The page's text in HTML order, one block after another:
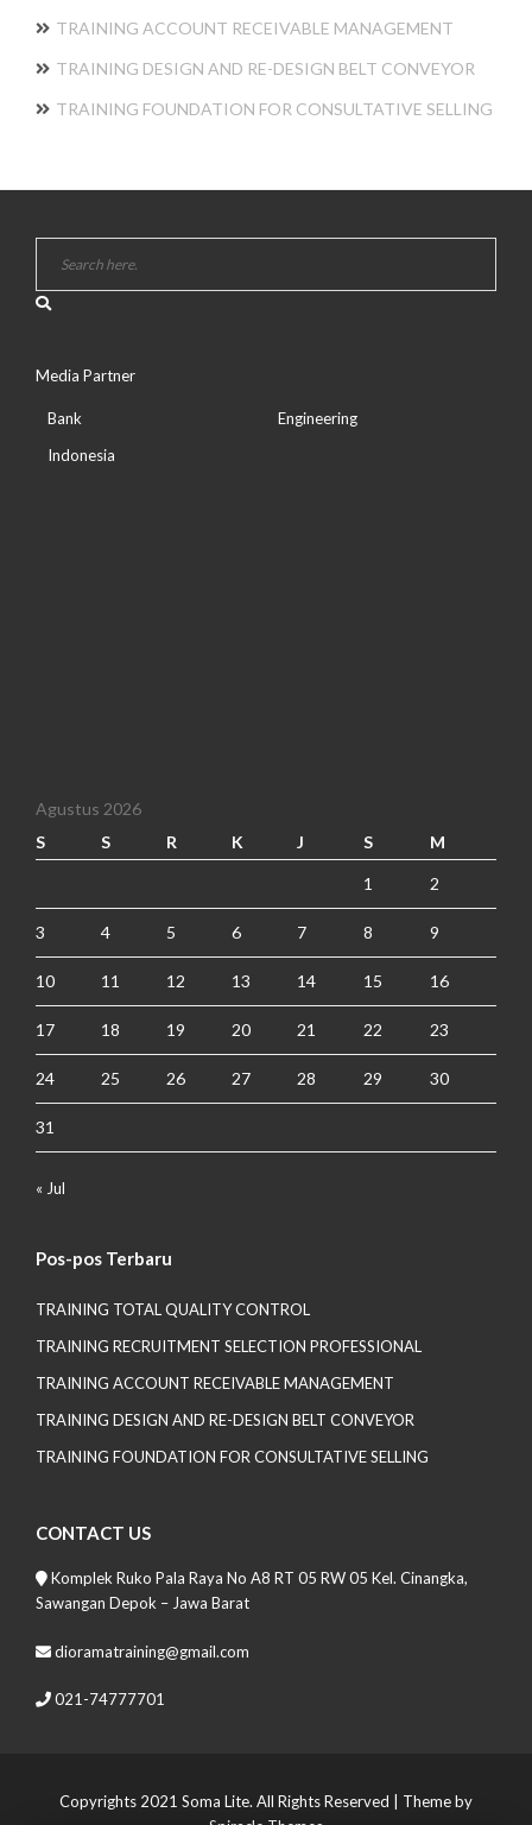
TRAINING ACCOUNT RECEIVABLE MANAGEMENT
TRAINING DESIGN AND RE-DESIGN BELT CONVEYOR
TRAINING FOUNDATION FOR CONSULTATIVE SELLING
Media Partner
Bank
Indonesia
Engineering
Agustus 2026
S
S R K J S M
1 2
3 4 5 6 7 8 9
10 11 12 13 14 15 16
17 18 19 20 21 22 23
24 25 26 27 28 29 30
31
« Jul
Pos-pos Terbaru
TRAINING TOTAL QUALITY CONTROL
TRAINING RECRUITMENT SELECTION PROFESSIONAL
TRAINING ACCOUNT RECEIVABLE MANAGEMENT
TRAINING DESIGN AND RE-DESIGN BELT CONVEYOR
TRAINING FOUNDATION FOR CONSULTATIVE SELLING
CONTACT US
Komplek Ruko Pala Raya No A8 RT 05 RW 05 Kel. Cinangka,
Sawangan Depok – Jawa Barat
dioramatraining@gmail.com
021-74777701
Copyrights 2021 Soma Lite. All Rights Reserved | Theme by